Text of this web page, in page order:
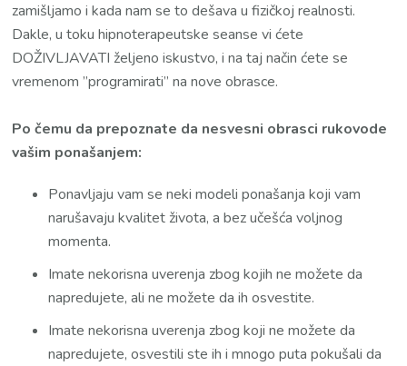
zamišljamo i kada nam se to dešava u fizičkoj realnosti.
Dakle, u toku hipnoterapeutske seanse vi ćete
DOŽIVLJAVATI željeno iskustvo, i na taj način ćete se
vremenom ”programirati” na nove obrasce.
Po čemu da prepoznate da nesvesni obrasci rukovode
vašim ponašanjem:
Ponavljaju vam se neki modeli ponašanja koji vam
narušavaju kvalitet života, a bez učešća voljnog
momenta.
Imate nekorisna uverenja zbog kojih ne možete da
napredujete, ali ne možete da ih osvestite.
Imate nekorisna uverenja zbog koji ne možete da
napredujete, osvestili ste ih i mnogo puta pokušali da